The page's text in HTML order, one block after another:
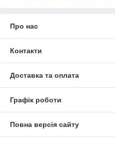
Про нас
Контакти
Доставка та оплата
Графік роботи
Повна версія сайту